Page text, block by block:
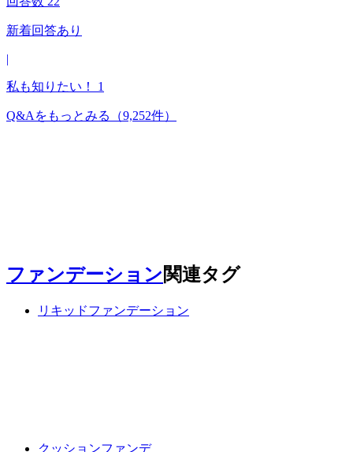
新着回答あり
|
私も知りたい！ 1
Q&Aをもっとみる （9,252件）
ファンデーション関連タグ
リキッドファンデーション
クッションファンデ